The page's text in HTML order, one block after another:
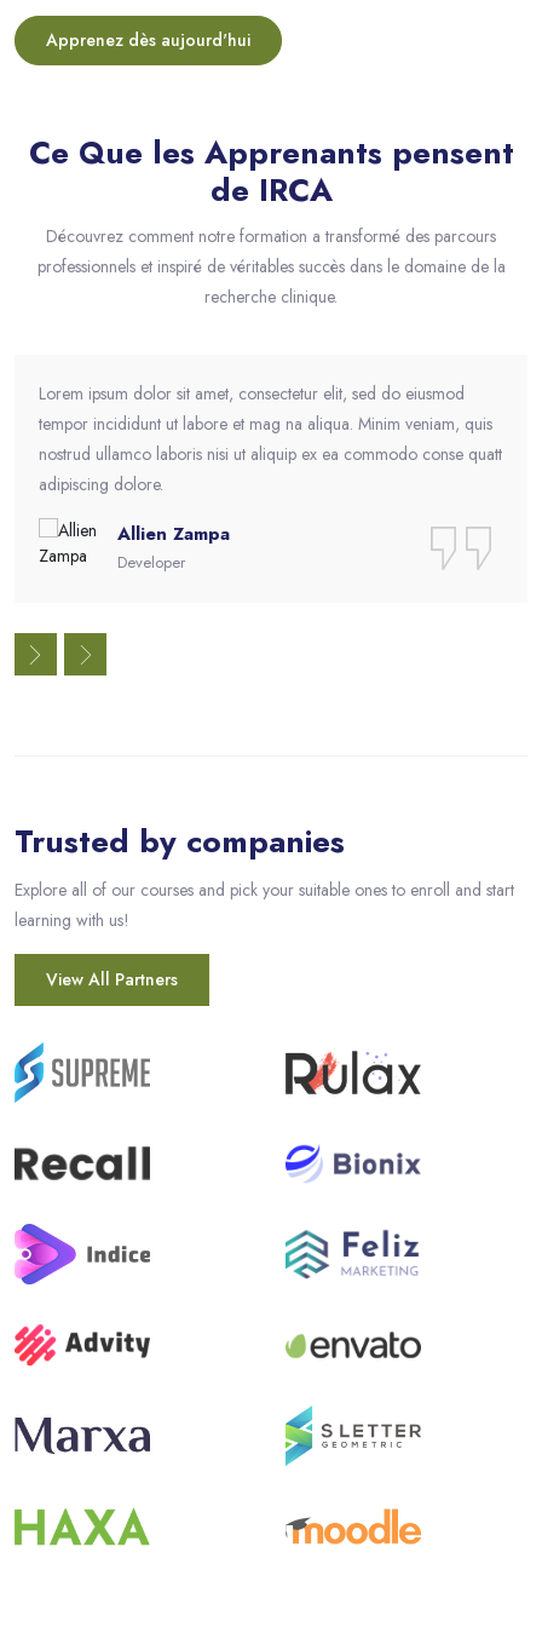
Apprenez dès aujourd'hui
Passer [eDash] Feedback
Ce Que les Apprenants pensent
de IRCA
Découvrez comment notre formation a transformé des parcours
professionnels et inspiré de véritables succès dans le domaine de la
recherche clinique.
Lorem ipsum dolor sit amet, consectetur elit, sed do eiusmod
tempor incididunt ut labore et mag na aliqua. Minim veniam, quis
nostrud ullamco laboris nisi ut aliquip ex ea commodo conse quatt
adipiscing dolore.
Ramos Leo
Designer
Trusted by companies
Explore all of our courses and pick your suitable ones to enroll and start
learning with us!
View All Partners